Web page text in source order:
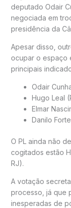
deputado Odair
negociada em
presidência da
Apesar disso,
ocupar o espaço
principais
Odair
Hugo Leal
Elmar
Danilo Forte
O PL ainda não
cogitados estão
RJ).
A votação
processo, já que
inesperadas de